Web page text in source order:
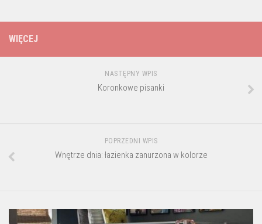
WIĘCEJ
NASTĘPNY WPIS
Koronkowe pisanki
POPRZEDNI WPIS
Wnętrze dnia: łazienka zanurzona w kolorze